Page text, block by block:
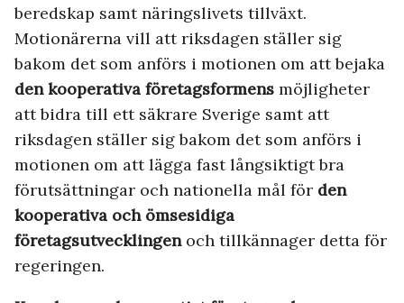
beredskap samt näringslivets tillväxt.
Motionärerna vill att riksdagen ställer sig
bakom det som anförs i motionen om att bejaka
den kooperativa företagsformens möjligheter
att bidra till ett säkrare Sverige samt att
riksdagen ställer sig bakom det som anförs i
motionen om att lägga fast långsiktigt bra
förutsättningar och nationella mål för den
kooperativa och ömsesidiga
företagsutvecklingenoch tillkännager detta för
regeringen.